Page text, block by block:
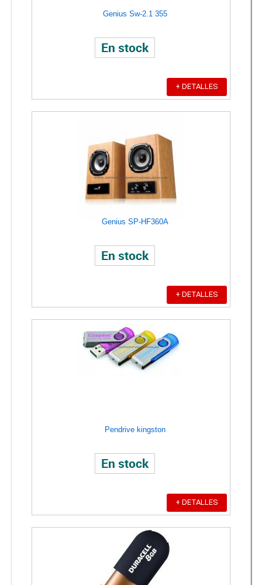
Genius Sw-2.1 355
En stock
+ DETALLES
Genius SP-HF360A
En stock
+ DETALLES
Pendrive kingston
En stock
+ DETALLES